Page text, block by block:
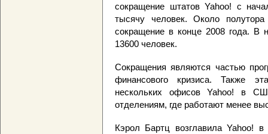
сокращение штатов Yahoo! с
тысячу человек. Около
сокращение в конце 2008 года. В
13600 человек.
Сокращения являются частью
финансового кризиса. Также
нескольких офисов Yahoo! в
отделениям, где работают менее
Кэрол Бартц возглавила Yahoo!